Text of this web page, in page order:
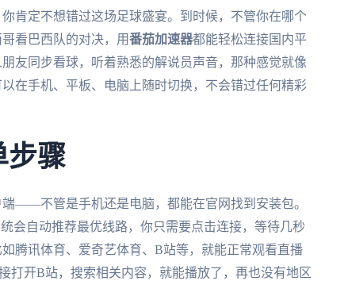
肯定不想错过这场足球盛宴。到时候，不管你在哪个
看巴西队的对决，用番茄加速器都能轻松连接国内平
友同步看球，听着熟悉的解说员声音，那种感觉就像
在手机、平板、电脑上随时切换，不会错过任何精彩
步骤
——不管是手机还是电脑，都能在官网找到安装包。
会自动推荐最优线路，你只需要点击连接，等待几秒
腾讯体育、爱奇艺体育、B站等，就能正常观看直播
打开B站，搜索相关内容，就能播放了，再也没有地区